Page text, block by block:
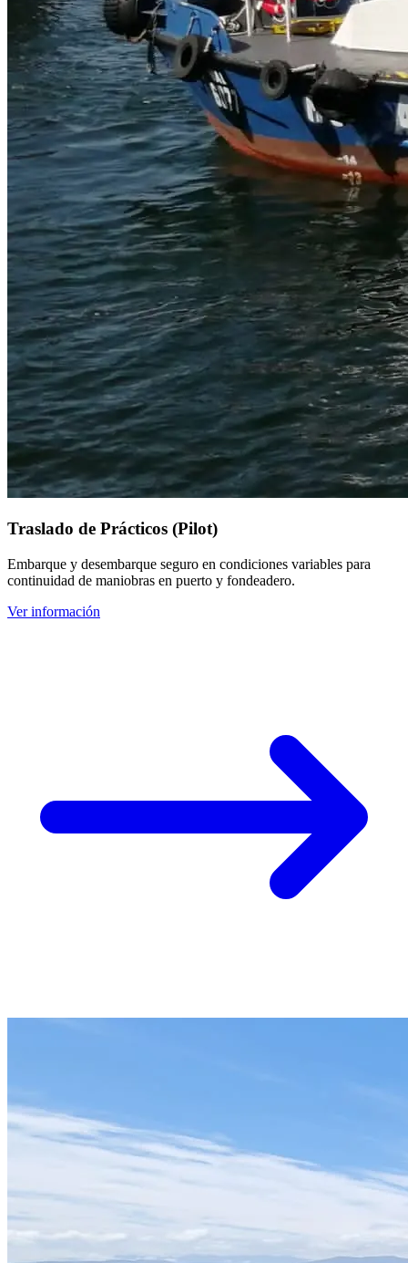
Traslado de Prácticos (Pilot)
Embarque y desembarque seguro en condiciones variables para
continuidad de maniobras en puerto y fondeadero.
Ver información